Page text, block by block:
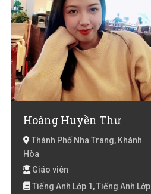
Hoàng Huyền Thư
Thành Phố Nha Trang, Khánh
Hòa
Giáo viên
Tiếng Anh Lớp 1, Tiếng Anh Lớp